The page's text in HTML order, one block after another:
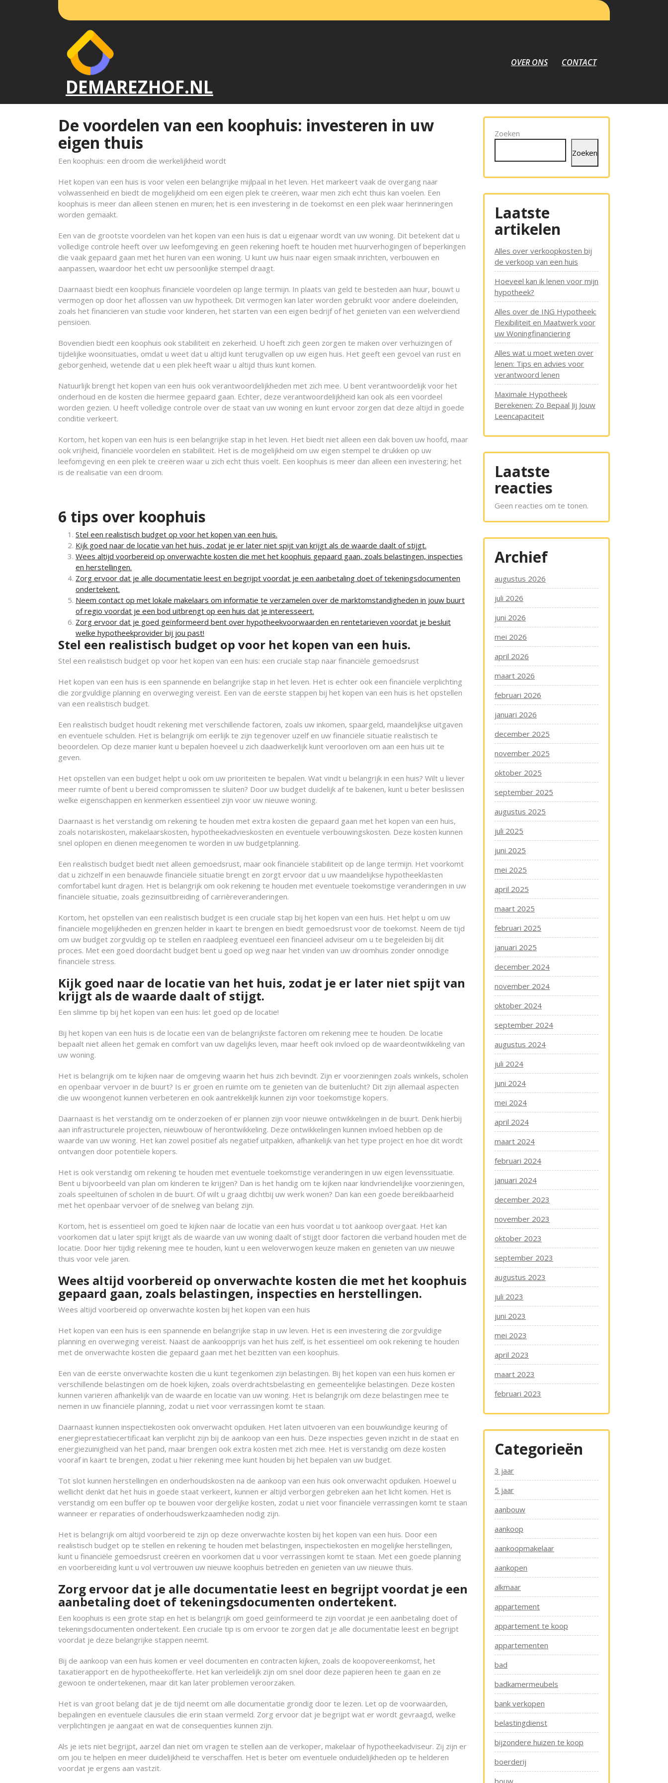
DEMAREZHOF.NL
OVER ONS CONTACT
De voordelen van een koophuis: investeren in uw
eigen thuis
Een koophuis: een droom die werkelijkheid wordt
Het kopen van een huis is voor velen een belangrijke mijlpaal in het leven. Het markeert vaak de overgang naar
volwassenheid en biedt de mogelijkheid om een eigen plek te creëren, waar men zich echt thuis kan voelen. Een
koophuis is meer dan alleen stenen en muren; het is een investering in de toekomst en een plek waar herinneringen
worden gemaakt.
Een van de grootste voordelen van het kopen van een huis is dat u eigenaar wordt van uw woning. Dit betekent dat u
volledige controle heeft over uw leefomgeving en geen rekening hoeft te houden met huurverhogingen of beperkingen
die vaak gepaard gaan met het huren van een woning. U kunt uw huis naar eigen smaak inrichten, verbouwen en
aanpassen, waardoor het echt uw persoonlijke stempel draagt.
Daarnaast biedt een koophuis financiële voordelen op lange termijn. In plaats van geld te besteden aan huur, bouwt u
vermogen op door het aflossen van uw hypotheek. Dit vermogen kan later worden gebruikt voor andere doeleinden,
zoals het financieren van studie voor kinderen, het starten van een eigen bedrijf of het genieten van een welverdiend
pensioen.
Bovendien biedt een koophuis ook stabiliteit en zekerheid. U hoeft zich geen zorgen te maken over verhuizingen of
tijdelijke woonsituaties, omdat u weet dat u altijd kunt terugvallen op uw eigen huis. Het geeft een gevoel van rust en
geborgenheid, wetende dat u een plek heeft waar u altijd thuis kunt komen.
Natuurlijk brengt het kopen van een huis ook verantwoordelijkheden met zich mee. U bent verantwoordelijk voor het
onderhoud en de kosten die hiermee gepaard gaan. Echter, deze verantwoordelijkheid kan ook als een voordeel
worden gezien. U heeft volledige controle over de staat van uw woning en kunt ervoor zorgen dat deze altijd in goede
conditie verkeert.
Kortom, het kopen van een huis is een belangrijke stap in het leven. Het biedt niet alleen een dak boven uw hoofd, maar
ook vrijheid, financiële voordelen en stabiliteit. Het is de mogelijkheid om uw eigen stempel te drukken op uw
leefomgeving en een plek te creëren waar u zich echt thuis voelt. Een koophuis is meer dan alleen een investering; het
is de realisatie van een droom.
6 tips over koophuis
Stel een realistisch budget op voor het kopen van een huis.
Kijk goed naar de locatie van het huis, zodat je er later niet spijt van krijgt als de waarde daalt of stijgt.
Wees altijd voorbereid op onverwachte kosten die met het koophuis gepaard gaan, zoals belastingen, inspecties
en herstellingen.
Zorg ervoor dat je alle documentatie leest en begrijpt voordat je een aanbetaling doet of tekeningsdocumenten
ondertekent.
Neem contact op met lokale makelaars om informatie te verzamelen over de marktomstandigheden in jouw buurt
of regio voordat je een bod uitbrengt op een huis dat je interesseert.
Zorg ervoor dat je goed geïnformeerd bent over hypotheekvoorwaarden en rentetarieven voordat je besluit
welke hypotheekprovider bij jou past!
Stel een realistisch budget op voor het kopen van een huis.
Stel een realistisch budget op voor het kopen van een huis: een cruciale stap naar financiële gemoedsrust
Het kopen van een huis is een spannende en belangrijke stap in het leven. Het is echter ook een financiële verplichting
die zorgvuldige planning en overweging vereist. Een van de eerste stappen bij het kopen van een huis is het opstellen
van een realistisch budget.
Een realistisch budget houdt rekening met verschillende factoren, zoals uw inkomen, spaargeld, maandelijkse uitgaven
en eventuele schulden. Het is belangrijk om eerlijk te zijn tegenover uzelf en uw financiële situatie realistisch te
beoordelen. Op deze manier kunt u bepalen hoeveel u zich daadwerkelijk kunt veroorloven om aan een huis uit te
geven.
Het opstellen van een budget helpt u ook om uw prioriteiten te bepalen. Wat vindt u belangrijk in een huis? Wilt u liever
meer ruimte of bent u bereid compromissen te sluiten? Door uw budget duidelijk af te bakenen, kunt u beter beslissen
welke eigenschappen en kenmerken essentieel zijn voor uw nieuwe woning.
Daarnaast is het verstandig om rekening te houden met extra kosten die gepaard gaan met het kopen van een huis,
zoals notariskosten, makelaarskosten, hypotheekadvieskosten en eventuele verbouwingskosten. Deze kosten kunnen
snel oplopen en dienen meegenomen te worden in uw budgetplanning.
Een realistisch budget biedt niet alleen gemoedsrust, maar ook financiële stabiliteit op de lange termijn. Het voorkomt
dat u zichzelf in een benauwde financiële situatie brengt en zorgt ervoor dat u uw maandelijkse hypotheeklasten
comfortabel kunt dragen. Het is belangrijk om ook rekening te houden met eventuele toekomstige veranderingen in uw
financiële situatie, zoals gezinsuitbreiding of carrièreveranderingen.
Kortom, het opstellen van een realistisch budget is een cruciale stap bij het kopen van een huis. Het helpt u om uw
financiële mogelijkheden en grenzen helder in kaart te brengen en biedt gemoedsrust voor de toekomst. Neem de tijd
om uw budget zorgvuldig op te stellen en raadpleeg eventueel een financieel adviseur om u te begeleiden bij dit
proces. Met een goed doordacht budget bent u goed op weg naar het vinden van uw droomhuis zonder onnodige
financiële stress.
Kijk goed naar de locatie van het huis, zodat je er later niet spijt van
krijgt als de waarde daalt of stijgt.
Een slimme tip bij het kopen van een huis: let goed op de locatie!
Bij het kopen van een huis is de locatie een van de belangrijkste factoren om rekening mee te houden. De locatie
bepaalt niet alleen het gemak en comfort van uw dagelijks leven, maar heeft ook invloed op de waardeontwikkeling van
uw woning.
Het is belangrijk om te kijken naar de omgeving waarin het huis zich bevindt. Zijn er voorzieningen zoals winkels, scholen
en openbaar vervoer in de buurt? Is er groen en ruimte om te genieten van de buitenlucht? Dit zijn allemaal aspecten
die uw woongenot kunnen verbeteren en ook aantrekkelijk kunnen zijn voor toekomstige kopers.
Daarnaast is het verstandig om te onderzoeken of er plannen zijn voor nieuwe ontwikkelingen in de buurt. Denk hierbij
aan infrastructurele projecten, nieuwbouw of herontwikkeling. Deze ontwikkelingen kunnen invloed hebben op de
waarde van uw woning. Het kan zowel positief als negatief uitpakken, afhankelijk van het type project en hoe dit wordt
ontvangen door potentiële kopers.
Het is ook verstandig om rekening te houden met eventuele toekomstige veranderingen in uw eigen levenssituatie.
Bent u bijvoorbeeld van plan om kinderen te krijgen? Dan is het handig om te kijken naar kindvriendelijke voorzieningen,
zoals speeltuinen of scholen in de buurt. Of wilt u graag dichtbij uw werk wonen? Dan kan een goede bereikbaarheid
met het openbaar vervoer of de snelweg van belang zijn.
Kortom, het is essentieel om goed te kijken naar de locatie van een huis voordat u tot aankoop overgaat. Het kan
voorkomen dat u later spijt krijgt als de waarde van uw woning daalt of stijgt door factoren die verband houden met de
locatie. Door hier tijdig rekening mee te houden, kunt u een weloverwogen keuze maken en genieten van uw nieuwe
thuis voor vele jaren.
Wees altijd voorbereid op onverwachte kosten die met het koophuis
gepaard gaan, zoals belastingen, inspecties en herstellingen.
Wees altijd voorbereid op onverwachte kosten bij het kopen van een huis
Het kopen van een huis is een spannende en belangrijke stap in uw leven. Het is een investering die zorgvuldige
planning en overweging vereist. Naast de aankoopprijs van het huis zelf, is het essentieel om ook rekening te houden
met de onverwachte kosten die gepaard gaan met het bezitten van een koophuis.
Een van de eerste onverwachte kosten die u kunt tegenkomen zijn belastingen. Bij het kopen van een huis komen er
verschillende belastingen om de hoek kijken, zoals overdrachtsbelasting en gemeentelijke belastingen. Deze kosten
kunnen variëren afhankelijk van de waarde en locatie van uw woning. Het is belangrijk om deze belastingen mee te
nemen in uw financiële planning, zodat u niet voor verrassingen komt te staan.
Daarnaast kunnen inspectiekosten ook onverwacht opduiken. Het laten uitvoeren van een bouwkundige keuring of
energieprestatiecertificaat kan verplicht zijn bij de aankoop van een huis. Deze inspecties geven inzicht in de staat en
energiezuinigheid van het pand, maar brengen ook extra kosten met zich mee. Het is verstandig om deze kosten
vooraf in kaart te brengen, zodat u hier rekening mee kunt houden bij het bepalen van uw budget.
Tot slot kunnen herstellingen en onderhoudskosten na de aankoop van een huis ook onverwacht opduiken. Hoewel u
wellicht denkt dat het huis in goede staat verkeert, kunnen er altijd verborgen gebreken aan het licht komen. Het is
verstandig om een buffer op te bouwen voor dergelijke kosten, zodat u niet voor financiële verrassingen komt te staan
wanneer er reparaties of onderhoudswerkzaamheden nodig zijn.
Het is belangrijk om altijd voorbereid te zijn op deze onverwachte kosten bij het kopen van een huis. Door een
realistisch budget op te stellen en rekening te houden met belastingen, inspectiekosten en mogelijke herstellingen,
kunt u financiële gemoedsrust creëren en voorkomen dat u voor verrassingen komt te staan. Met een goede planning
en voorbereiding kunt u vol vertrouwen uw nieuwe koophuis betreden en genieten van uw nieuwe thuis.
Zorg ervoor dat je alle documentatie leest en begrijpt voordat je een
aanbetaling doet of tekeningsdocumenten ondertekent.
Een koophuis is een grote stap en het is belangrijk om goed geïnformeerd te zijn voordat je een aanbetaling doet of
tekeningsdocumenten ondertekent. Een cruciale tip is om ervoor te zorgen dat je alle documentatie leest en begrijpt
voordat je deze belangrijke stappen neemt.
Bij de aankoop van een huis komen er veel documenten en contracten kijken, zoals de koopovereenkomst, het
taxatierapport en de hypotheekofferte. Het kan verleidelijk zijn om snel door deze papieren heen te gaan en ze
gewoon te ondertekenen, maar dit kan later problemen veroorzaken.
Het is van groot belang dat je de tijd neemt om alle documentatie grondig door te lezen. Let op de voorwaarden,
bepalingen en eventuele clausules die erin staan vermeld. Zorg ervoor dat je begrijpt wat er wordt gevraagd, welke
verplichtingen je aangaat en wat de consequenties kunnen zijn.
Als je iets niet begrijpt, aarzel dan niet om vragen te stellen aan de verkoper, makelaar of hypotheekadviseur. Zij zijn er
om jou te helpen en meer duidelijkheid te verschaffen. Het is beter om eventuele onduidelijkheden op te helderen
voordat je ergens aan vastzit.
Zoeken
Zoeken
Laatste
artikelen
Alles over verkoopkosten bij
de verkoop van een huis
Hoeveel kan ik lenen voor mijn
hypotheek?
Alles over de ING Hypotheek:
Flexibiliteit en Maatwerk voor
uw Woningfinanciering
Alles wat u moet weten over
lenen: Tips en advies voor
verantwoord lenen
Maximale Hypotheek
Berekenen: Zo Bepaal Jij Jouw
Leencapaciteit
Laatste
reacties
Geen reacties om te tonen.
Archief
augustus 2026
juli 2026
juni 2026
mei 2026
april 2026
maart 2026
februari 2026
januari 2026
december 2025
november 2025
oktober 2025
september 2025
augustus 2025
juli 2025
juni 2025
mei 2025
april 2025
maart 2025
februari 2025
januari 2025
december 2024
november 2024
oktober 2024
september 2024
augustus 2024
juli 2024
juni 2024
mei 2024
april 2024
maart 2024
februari 2024
januari 2024
december 2023
november 2023
oktober 2023
september 2023
augustus 2023
juli 2023
juni 2023
mei 2023
april 2023
maart 2023
februari 2023
Categorieën
3 jaar
5 jaar
aanbouw
aankoop
aankoopmakelaar
aankopen
alkmaar
appartement
appartement te koop
appartementen
bad
badkamermeubels
bank verkopen
belastingdienst
bijzondere huizen te koop
boerderij
bouw